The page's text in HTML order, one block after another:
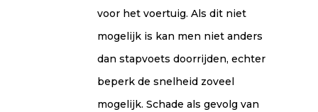
voor het voertuig. Als dit niet
mogelijk is kan men niet anders
dan stapvoets doorrijden, echter
beperk de snelheid zoveel
mogelijk. Schade als gevolg van